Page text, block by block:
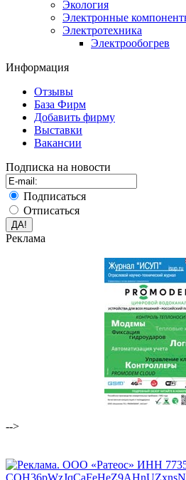
Экология
Электронные
Электротехника
Электрообогрев
Информация
Отзывы
База Фирм
Добавить фирму
Выставки
Вакансии
Подписка на новости
Подписаться
Отписаться
Реклама
-->